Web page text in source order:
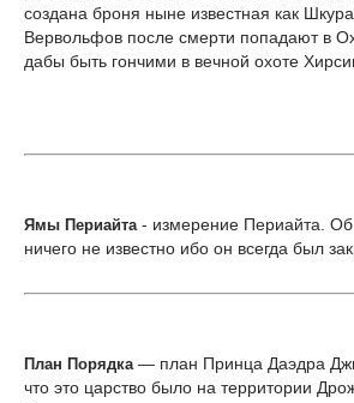
создана броня ныне известная как
Вервольфов после смерти попадают в
дабы быть гончими в вечной охоте
Ямы Периайта - измерение Периайта.
ничего не известно ибо он всегда был
План Порядка — план Принца Даэдра
что это царство было на территории